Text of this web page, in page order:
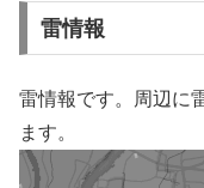
雷情報
雷情報です。周辺に
ます。